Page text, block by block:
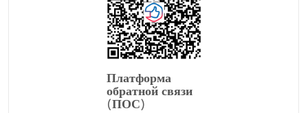
Платформа
обратной связи
(ПОС)